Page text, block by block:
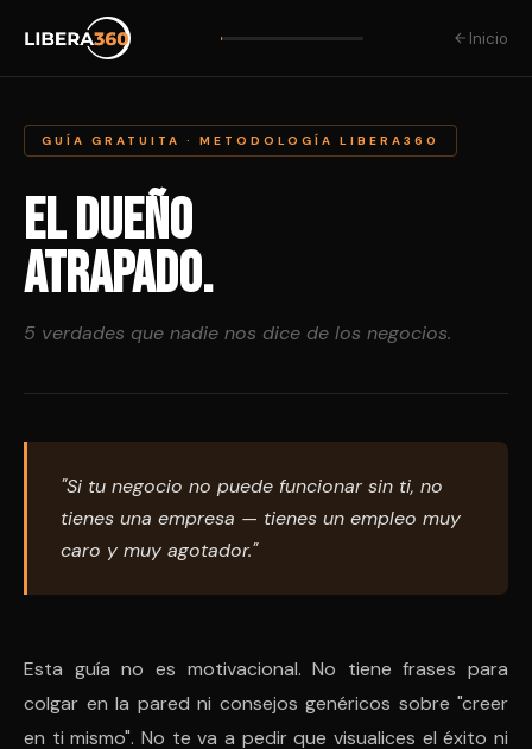
Inicio
GUÍA GRATUITA · METODOLOGÍA LIBERA360
El dueño
atrapado.
5 verdades que nadie nos dice de los negocios.
"Si tu negocio no puede funcionar sin ti, no
tienes una empresa — tienes un empleo muy
caro y muy agotador."
Esta guía no es motivacional. No tiene frases para
colgar en la pared ni consejos genéricos sobre "creer
en ti mismo". No te va a pedir que visualices el éxito ni